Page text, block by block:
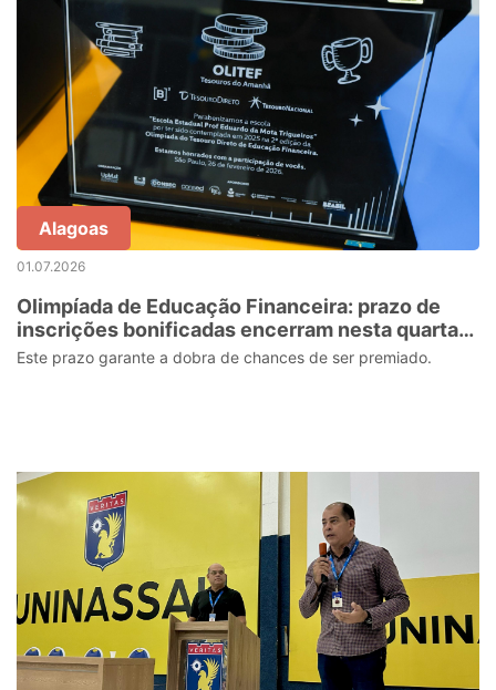
Alagoas
01.07.2026
Olimpíada de Educação Financeira: prazo de
inscrições bonificadas encerram nesta quarta-
feira (1º)
Este prazo garante a dobra de chances de ser premiado.